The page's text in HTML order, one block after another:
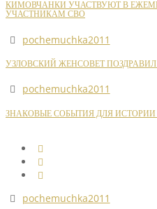
КИМОВЧАНКИ УЧАСТВУЮТ В
УЧАСТНИКАМ СВО
pochemuchka2011
УЗЛОВСКИЙ ЖЕНСОВЕТ
pochemuchka2011
ЗНАКОВЫЕ СОБЫТИЯ ДЛЯ ИСТОРИИ
pochemuchka2011